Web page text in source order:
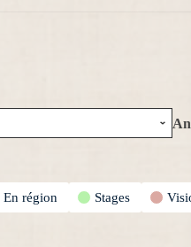
En région Stages